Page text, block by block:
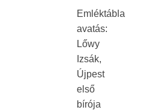
Emléktábla
avatás:
Lőwy
Izsák,
Újpest
első
bírója